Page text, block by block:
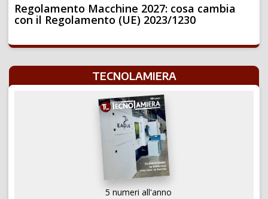
Regolamento Macchine 2027: cosa cambia
con il Regolamento (UE) 2023/1230
TECNOLAMIERA
5 numeri all'anno